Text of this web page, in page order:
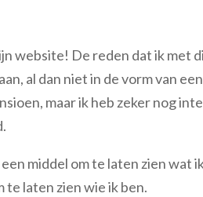
website! De reden dat ik met
al dan niet in de vorm van
maar ik heb zeker nog
middel om te laten zien wat
te laten zien wie ik ben.